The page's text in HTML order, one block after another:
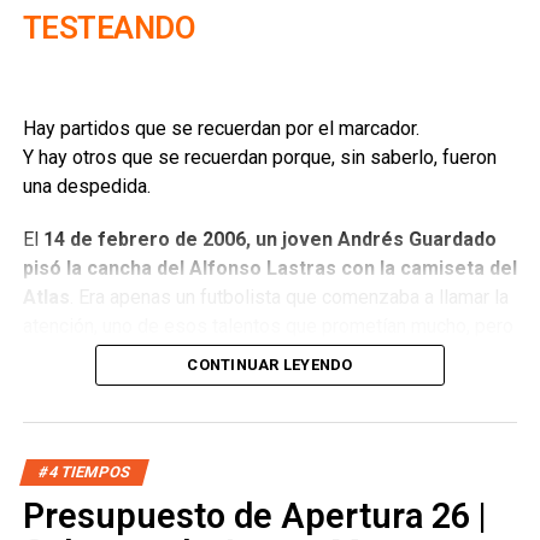
TESTEANDO
Hay partidos que se recuerdan por el marcador.
Y hay otros que se recuerdan porque, sin saberlo, fueron
una despedida.
El 14 de febrero de 2006, un joven Andrés Guardado
pisó la cancha del Alfonso Lastras con la camiseta del
que todavía no cargaban con el peso de las expectativas.
Meses después estaba jugando en Europa y aquella
Luis con León en 2025).
Nadie lo sabía esa noche.
CONTINUAR LEYENDO
#4 TIEMPOS
Presupuesto de Apertura 26 |